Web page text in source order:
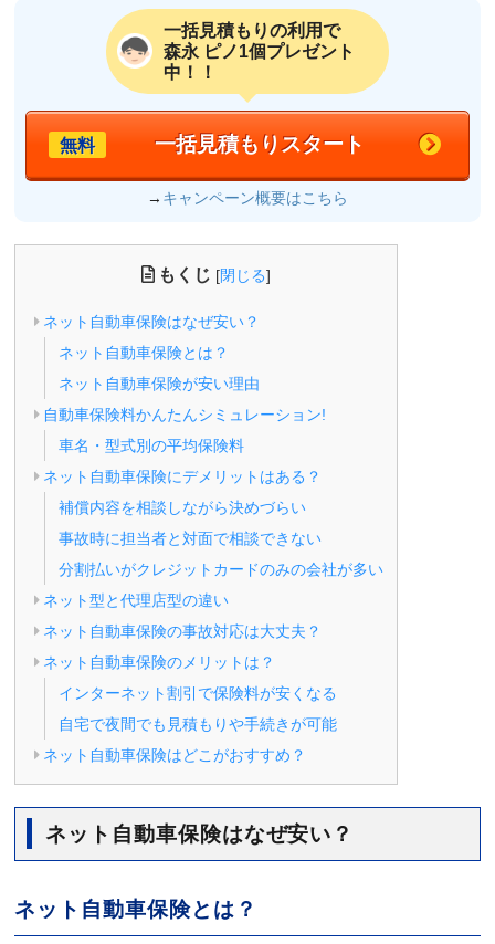
一括見積もりの利用で
森永 ピノ1個プレゼント
中！！
無料 一括見積もりスタート
→ キャンペーン概要はこちら
もくじ [閉じる]
ネット自動車保険はなぜ安い？
ネット自動車保険とは？
ネット自動車保険が安い理由
自動車保険料かんたんシミュレーション!
車名・型式別の平均保険料
ネット自動車保険にデメリットはある？
補償内容を相談しながら決めづらい
事故時に担当者と対面で相談できない
分割払いがクレジットカードのみの会社が多い
ネット型と代理店型の違い
ネット自動車保険の事故対応は大丈夫？
ネット自動車保険のメリットは？
インターネット割引で保険料が安くなる
自宅で夜間でも見積もりや手続きが可能
ネット自動車保険はどこがおすすめ？
ネット自動車保険はなぜ安い？
ネット自動車保険とは？